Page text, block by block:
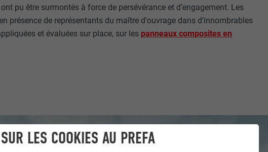
pu être surmontés à force de persévérance et d’engagement. Les
présence de représentants du maître d'ouvrage dans d’innombrables
et évaluées sur place, sur les panneaux composites en
LES COOKIES AU PREFA